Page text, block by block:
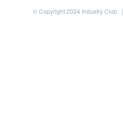
© Copyright 2024 Industry Club |